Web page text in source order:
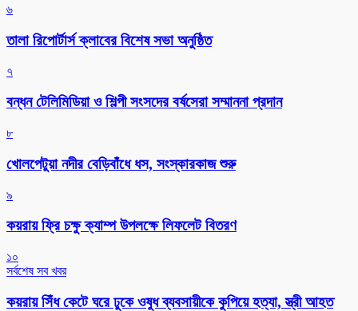
৬
‎তালা রিপোর্টার্স ক্লাবের বিশেষ সভা অনুষ্ঠিত
৭
বন্ধন টেলিমিডিয়া ও শিল্পী সংসদের বর্ষসেরা সম্মাননা প্রদান
৮
খোলপেটুয়া নদীর বেড়িবাঁধে ধস, সংস্কারকাজ শুরু
৯
কয়রায় ফ্রি চক্ষু ক্যাম্প উপলক্ষে লিফলেট বিতরণ
১০
সর্বশেষ সব খবর
কয়রায় সিঁধ কেটে ঘরে ঢুকে ওষুধ ব্যবসায়ীকে কুপিয়ে হত্যা, স্ত্রী আহত